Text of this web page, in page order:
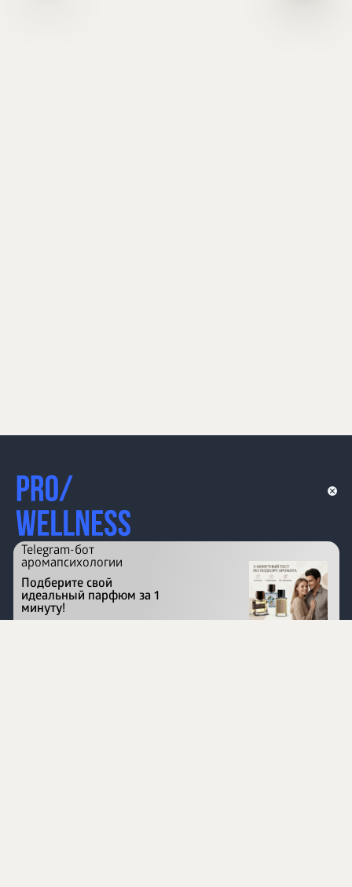
Перейти на сайт
Telegram-бот
аромапсихологии
Подберите свой
идеальный парфюм за 1
минуту!